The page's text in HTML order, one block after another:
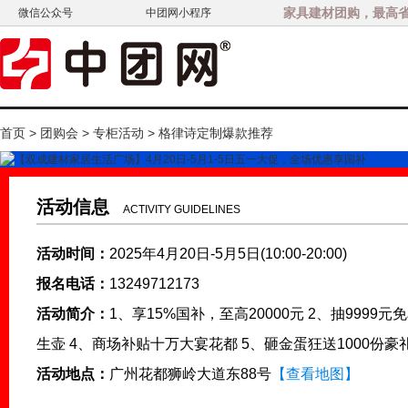
微信公众号 中团网小程序 家具建材团购，最高
首页 > 团购会 > 专柜活动 > 格律诗定制爆款推荐
活动信息 ACTIVITY GUIDELINES
活动时间： 2025年4月20日-5月5日(10:00-20:00)
报名电话： 13249712173
活动简介： 1、享15%国补，至高20000元 2、抽9999元
生壶 4、商场补贴十万大宴花都 5、砸金蛋狂送1000份豪
活动地点： 广州花都狮岭大道东88号 【查看地图】